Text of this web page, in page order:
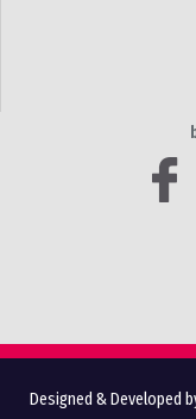
Designed & Developed